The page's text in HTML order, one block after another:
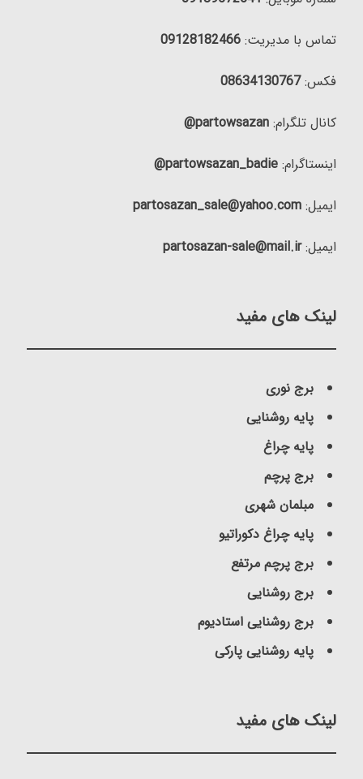
تماس با مدیریت:09128182466
فکس:08634130767
کانال تلگرام:partowsazan@
اینستاگرام:partowsazan_badie@
ایمیل:partosazan_sale@yahoo.com
ایمیل:partosazan-sale@mail.ir
لینک های مفید
برج نوری
پایه روشنایی
پایه چراغ
برج پرچم
مبلمان شهری
پایه چراغ دکوراتیو
برج پرچم مرتفع
برج روشنایی
برج روشنایی استادیوم
پایه روشنایی پارکی
لینک های مفید